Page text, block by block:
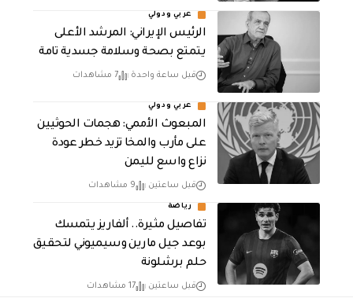
عربي ودولي
الرئيس الإيراني: المرشد الأعلى
يتمتع بصحة وسلامة جسدية تامة
قبل ساعة واحدة 7 مشاهدات
عربي ودولي
المبعوث الأممي: هجمات الحوثيين
على مأرب والمخا تزيد خطر عودة
نزاع واسع لليمن
قبل ساعتين 9 مشاهدات
رياضة
تفاصيل مثيرة.. ألفاريز يتمسك
بوعد جيل مارين وسيميوني لتحقيق
حلم برشلونة
قبل ساعتين 17 مشاهدات